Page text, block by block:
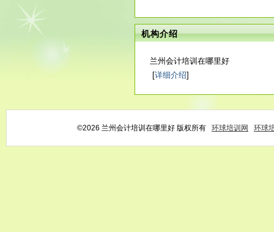
机构介绍
兰州会计培训在哪里好
[详细介绍]
©2026 兰州会计培训在哪里好 版权所有 环球培训网 环球